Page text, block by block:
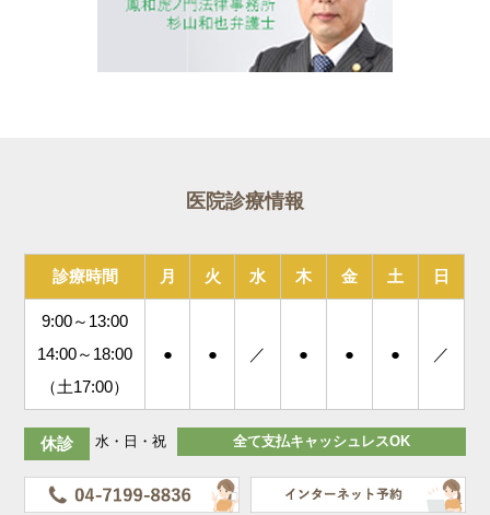
医院診療情報
診療時間 月 火 水 木 金 土 日
9:00～13:00
14:00～18:00
（土17:00）
● ● ／ ● ● ● ／
休診 水・日・祝 全て支払キャッシュレスOK